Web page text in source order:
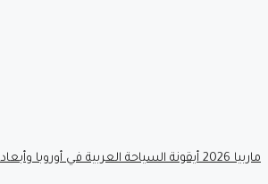
ماربيا 2026 أيقونة السياحة العربية في أوروبا وأبعاد االستثمار المستدام